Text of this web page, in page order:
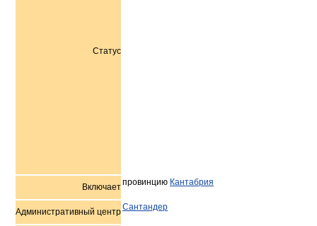
Статус
Включаетпровинцию Кантабрия
Административный центрСантандер